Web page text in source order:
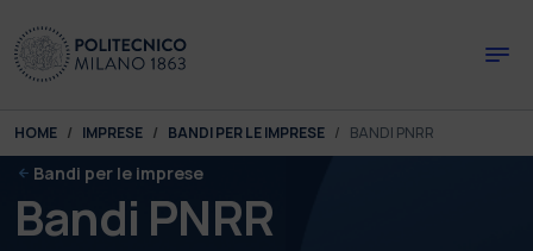
You are here:
HOME IMPRESE BANDI PER LE IMPRESE BANDI PNRR
Bandi per le imprese
Bandi PNRR